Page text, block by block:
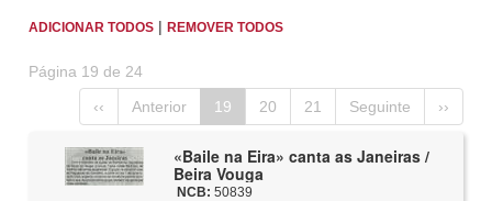
ADICIONAR TODOS |REMOVER TODOS
Página 19 de 24
‹‹
Anterior 19 20 21 Seguinte ››
«Baile na Eira» canta as Janeiras /
Beira Vouga
NCB: 50839